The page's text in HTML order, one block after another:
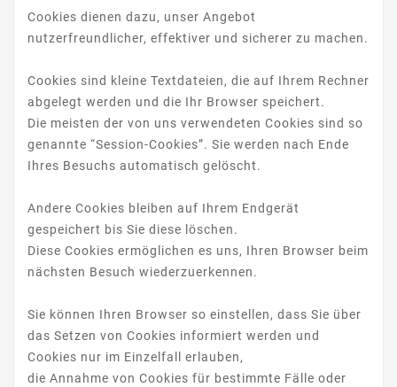
Cookies dienen dazu, unser Angebot
nutzerfreundlicher, effektiver und sicherer zu machen.
Cookies sind kleine Textdateien, die auf Ihrem Rechner
abgelegt werden und die Ihr Browser speichert.
Die meisten der von uns verwendeten Cookies sind so
genannte “Session-Cookies”. Sie werden nach Ende
Ihres Besuchs automatisch gelöscht.
Andere Cookies bleiben auf Ihrem Endgerät
gespeichert bis Sie diese löschen.
Diese Cookies ermöglichen es uns, Ihren Browser beim
nächsten Besuch wiederzuerkennen.
Sie können Ihren Browser so einstellen, dass Sie über
das Setzen von Cookies informiert werden und
Cookies nur im Einzelfall erlauben,
die Annahme von Cookies für bestimmte Fälle oder